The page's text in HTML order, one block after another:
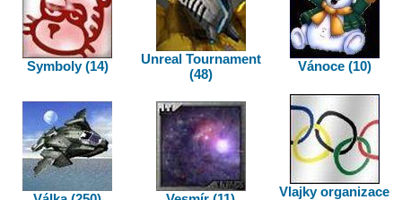
Symboly (14)
Unreal Tournament
(48)
Vánoce (10)
Vlajky organizace